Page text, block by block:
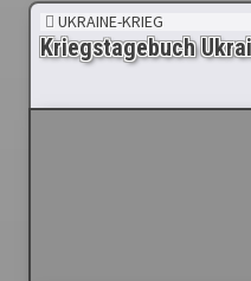
UKRAINE-KRIEG
Kriegstagebuch